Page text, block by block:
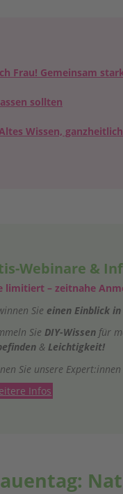
Frau! Gemeinsam
sollten
Wissen,
Webinare &
limitiert – zeitnahe
Sie einen Einblick
SieDIY-Wissen für
& Leichtigkeit!
Sie unsere
Infos